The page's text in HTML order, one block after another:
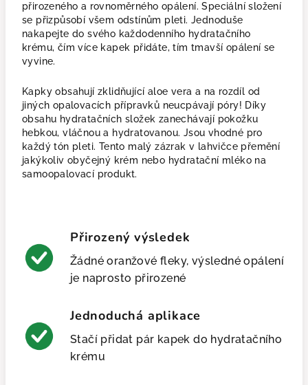
přirozeného a rovnoměrného opálení. Speciální složení
se přizpůsobí všem odstínům pleti. Jednoduše
nakapejte do svého každodenního hydratačního
krému, čím více kapek přidáte, tím tmavší opálení se
vyvine.
Kapky obsahují zklidňující aloe vera a na rozdíl od
jiných opalovacích přípravků neucpávají póry! Díky
obsahu hydratačních složek zanechávají pokožku
hebkou, vláčnou a hydratovanou. Jsou vhodné pro
každý tón pleti. Tento malý zázrak v lahvičce přemění
jakýkoliv obyčejný krém nebo hydratační mléko na
samoopalovací produkt.
Přirozený výsledek
Žádné oranžové fleky, výsledné opálení
je naprosto přirozené
Jednoduchá aplikace
Stačí přidat pár kapek do hydratačního
krému